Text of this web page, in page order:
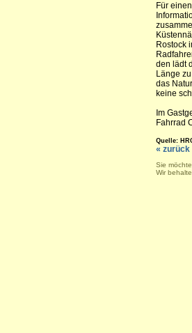
Für
Rostock
den lädt
Länge
das
keine
Im
Fahrrad
Quelle:
« zurück
Sie
Wir